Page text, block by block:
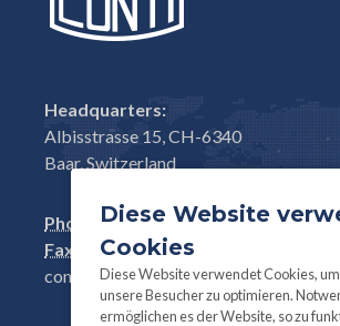
Headquarters:
Albisstrasse 15, CH-6340
Baar, Switzerland
Phone: +41(0)41 761 58 22
Fax:
+41(0)41 761 30 18
conti@contifasteners.ch
Diese Website
Cookies
Diese Website verwendet Cookies,
unsere Besucher zu optimieren.
ermöglichen es der Website, so zu